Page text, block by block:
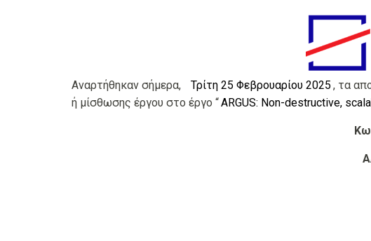
Αναρτήθηκαν σήμερα, Τρίτη 25 Φεβρουαρίου 2025 , τα
ή μίσθωσης έργου στο έργο “ARGUS: Non-destructive,